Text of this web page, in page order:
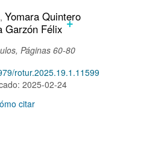
Yomara Quintero
Garzón Félix +
Páginas 60-80
rotur.2025.19.1.11599
2025-02-24
citar